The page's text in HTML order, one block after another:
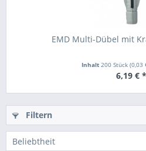
EMD Multi-Dübel mit
Inhalt 200 Stück (0,03
6,19 € *
Filtern